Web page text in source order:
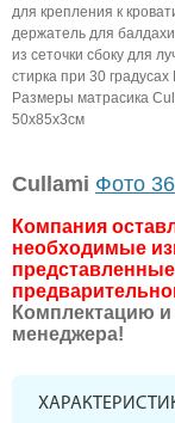
для крепления к
держатель для
из сеточки сбоку для
стирка при 30
Размеры матрасика
50х85х3см
Cullami Фото
Компания
необходимые
Комплектацию и
менеджера!